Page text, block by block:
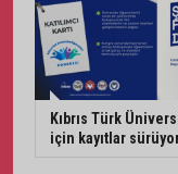
Kıbrıs Türk
için kayıtlar